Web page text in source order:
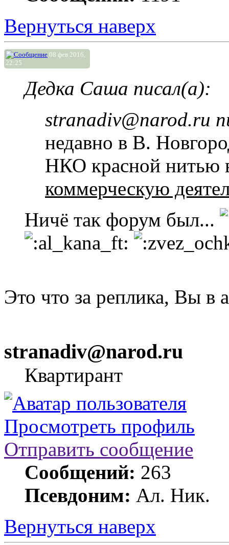
Вернуться наверх
08 фев 2016,
22:25
Дедка Саша писал(а):
stranadiv@narod.ru
недавно в В.
НКО красной нитью
коммерческую
Ничё так форум был...
Это что за реплика, Вы в
stranadiv@narod.ru
Квартирант
Просмотреть профиль
Отправить сообщение
Сообщений: 263
Псевдоним: Ал. Ник.
Вернуться наверх